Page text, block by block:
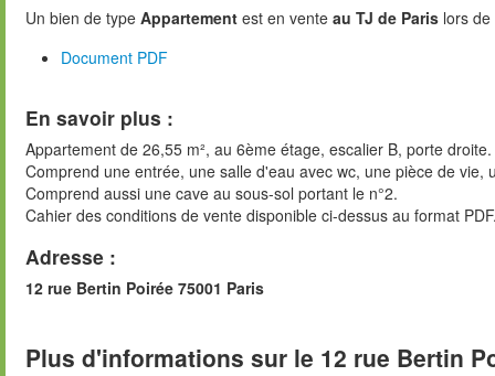
Un bien de type Appartement est en vente au TJ de Paris lors
Document PDF
En savoir plus :
Appartement de 26,55 m², au 6ème étage, escalier B, porte droite.
Comprend une entrée, une salle d'eau avec wc, une pièce de
Comprend aussi une cave au sous-sol portant le n°2.
Cahier des conditions de vente disponible ci-dessus au format
Adresse :
12 rue Bertin Poirée 75001 Paris
Plus d'informations sur le 12 rue Bertin